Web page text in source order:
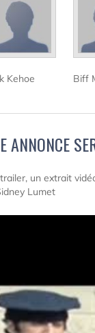
Kehoe Biff
ANNONCE
un extrait
Lumet